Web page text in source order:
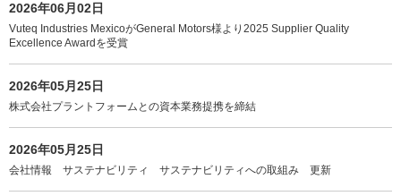
2026年06月02日
Vuteq Industries MexicoがGeneral Motors様より2025 Supplier Quality
Excellence Awardを受賞
2026年05月25日
株式会社プラントフォームとの資本業務提携を締結
2026年05月25日
会社情報 サステナビリティ サステナビリティへの取組み 更新